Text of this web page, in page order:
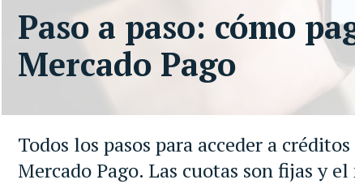
Todos los pasos para acceder a
Mercado Pago. Las cuotas son fijas y
Paso a paso: cómo
Mercado Pago